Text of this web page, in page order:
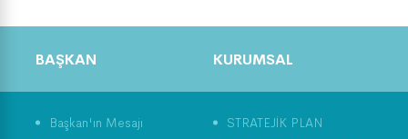
BAŞKAN
Başkan'ın Mesajı
KURUMSAL
STRATEJİK PLAN